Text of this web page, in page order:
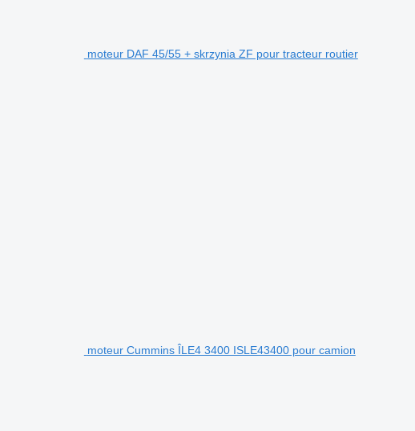
moteur DAF 45/55 + skrzynia ZF pour tracteur routier
moteur Cummins ÎLE4 3400 ISLE43400 pour camion